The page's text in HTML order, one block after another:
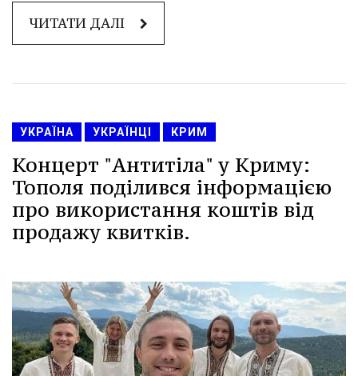
ЧИТАТИ ДАЛІ
УКРАЇНА УКРАЇНЦІ КРИМ
Концерт "Антитіла" у Криму:
Тополя поділився інформацією
про використання коштів від
продажу квитків.